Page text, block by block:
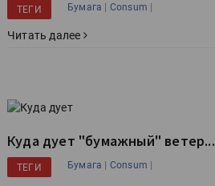
ТЕГИ Бумага | Consum |
Читать далее
Куда дует "бумажный" ветер...
ТЕГИ Бумага | Consum |